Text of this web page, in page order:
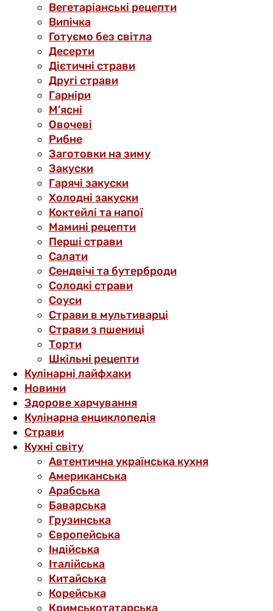
Вегетаріанські рецепти
Випічка
Готуємо без світла
Десерти
Дієтичні страви
Другі страви
Гарніри
М’ясні
Овочеві
Рибне
Заготовки на зиму
Закуски
Гарячі закуски
Холодні закуски
Коктейлі та напої
Мамині рецепти
Перші страви
Салати
Сендвічі та бутерброди
Солодкі страви
Соуси
Страви в мультиварці
Страви з пшениці
Торти
Шкільні рецепти
Кулінарні лайфхаки
Новини
Здорове харчування
Кулінарна енциклопедія
Страви
Кухні світу
Автентична українська кухня
Американська
Арабська
Баварська
Грузинська
Європейська
Індійська
Італійська
Китайська
Корейська
Кримськотатарська